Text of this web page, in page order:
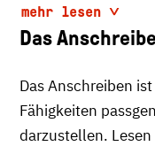
mehr lesen
Das
Das Anschreiben
Fähigkeiten
darzustellen.